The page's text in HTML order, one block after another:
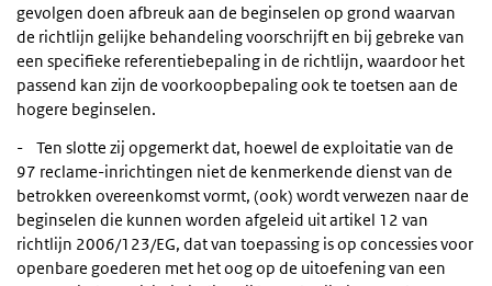
gevolgen doen afbreuk aan de beginselen op grond waarvan
de richtlijn gelijke behandeling voorschrijft en bij gebreke van
een specifieke referentiebepaling in de richtlijn, waardoor het
passend kan zijn de voorkoopbepaling ook te toetsen aan de
hogere beginselen.
- Ten slotte zij opgemerkt dat, hoewel de exploitatie van de
97 reclame-inrichtingen niet de kenmerkende dienst van de
betrokken overeenkomst vormt, (ook) wordt verwezen naar de
beginselen die kunnen worden afgeleid uit artikel 12 van
richtlijn 2006/123/EG, dat van toepassing is op concessies voor
openbare goederen met het oog op de uitoefening van een